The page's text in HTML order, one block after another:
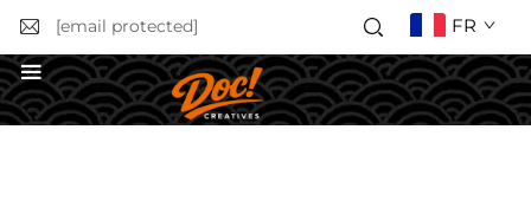
[email protected] FR